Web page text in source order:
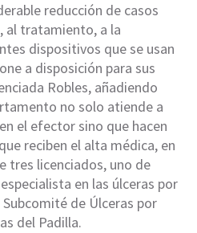
reducción de casos
al tratamiento, a la
dispositivos que se usan
a disposición para sus
Robles, añadiendo
no solo atiende a
el efector sino que hacen
reciben el alta médica, en
tres licenciados, uno de
especialista en las úlceras por
de Úlceras por
del Padilla.